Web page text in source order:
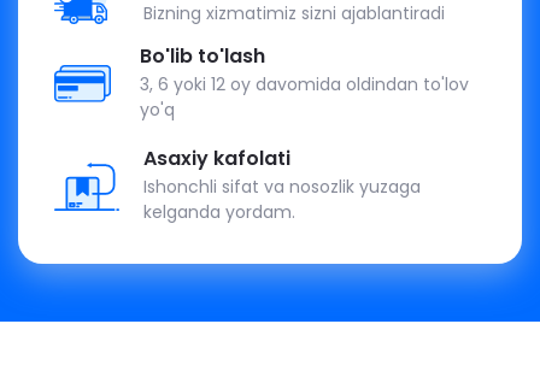
Bizning xizmatimiz sizni ajablantiradi
Bo'lib to'lash
3, 6 yoki 12 oy davomida oldindan to'lov
yo'q
Asaxiy kafolati
Ishonchli sifat va nosozlik yuzaga
kelganda yordam.